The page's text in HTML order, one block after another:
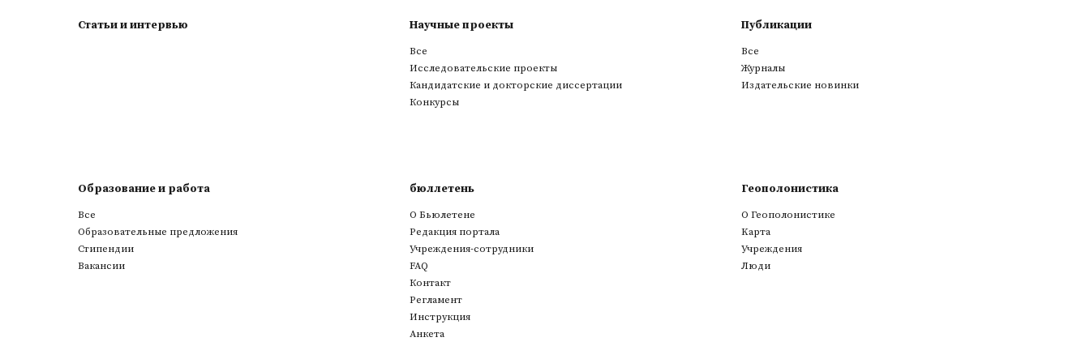
Статьи и интервью Научные проекты
Все
Исследовательские проекты
Кандидатские и докторские диссертации
Конкурсы
Публикации
Все
Журналы
Издательские новинки
Образование и работа
Все
Образовательные предложения
Стипендии
Вакансии
бюллетень
О Бьюлетене
Редакция портала
Учреждения-сотрудники
FAQ
Контакт
Регламент
Инструкция
Анкета
Геополонистика
О Геополонистике
Kарта
Учреждения
Люди